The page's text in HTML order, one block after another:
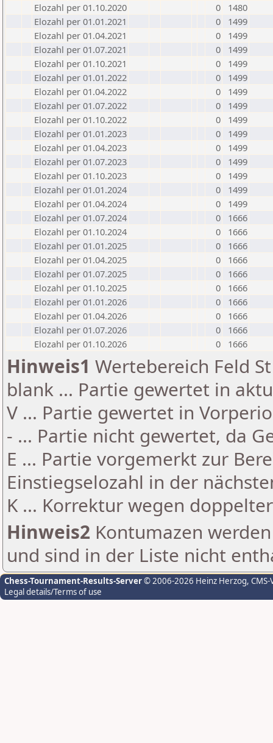
Elozahl per 01.10.2020
0
1480
Elozahl per 01.01.2021
0
1499
Elozahl per 01.04.2021
0
1499
Elozahl per 01.07.2021
0
1499
Elozahl per 01.10.2021
0
1499
Elozahl per 01.01.2022
0
1499
Elozahl per 01.04.2022
0
1499
Elozahl per 01.07.2022
0
1499
Elozahl per 01.10.2022
0
1499
Elozahl per 01.01.2023
0
1499
Elozahl per 01.04.2023
0
1499
Elozahl per 01.07.2023
0
1499
Elozahl per 01.10.2023
0
1499
Elozahl per 01.01.2024
0
1499
Elozahl per 01.04.2024
0
1499
Elozahl per 01.07.2024
0
1666
Elozahl per 01.10.2024
0
1666
Elozahl per 01.01.2025
0
1666
Elozahl per 01.04.2025
0
1666
Elozahl per 01.07.2025
0
1666
Elozahl per 01.10.2025
0
1666
Elozahl per 01.01.2026
0
1666
Elozahl per 01.04.2026
0
1666
Elozahl per 01.07.2026
0
1666
Elozahl per 01.10.2026
0 1666
Hinweis1 Wertebereich Feld
blank ... Partie gewertet in
V ... Partie gewertet in
- ... Partie nicht gewertet, da
E ... Partie vorgemerkt zur
Einstiegselozahl in der
K ... Korrektur wegen
Hinweis2 Kontumazen
und sind in der Liste nicht
Chess-Tournament-Results-Server© 2006-2026 Heinz Herzog,
Legal details/Terms of use